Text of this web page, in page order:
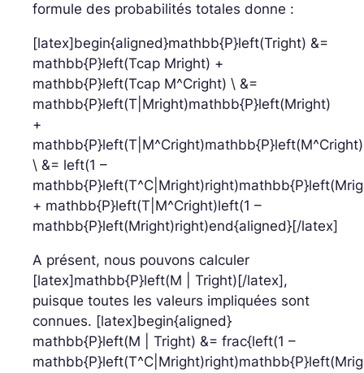
formule des probabilités totales donne :
[latex]begin{aligned}mathbb{P}left(Tright) &=
mathbb{P}left(Tcap Mright) +
mathbb{P}left(Tcap M^Cright) \ &=
mathbb{P}left(T|Mright)mathbb{P}left(Mright)
+
mathbb{P}left(T|M^Cright)mathbb{P}left(M^Cright)
\ &= left(1 –
+ mathbb{P}left(T|M^Cright)left(1 –
mathbb{P}left(Mright)right)end{aligned}[/latex]
A présent, nous pouvons calculer
[latex]mathbb{P}left(M | Tright)[/latex],
puisque toutes les valeurs impliquées sont
connues. [latex]begin{aligned}
mathbb{P}left(M | Tright) &= frac{left(1 –